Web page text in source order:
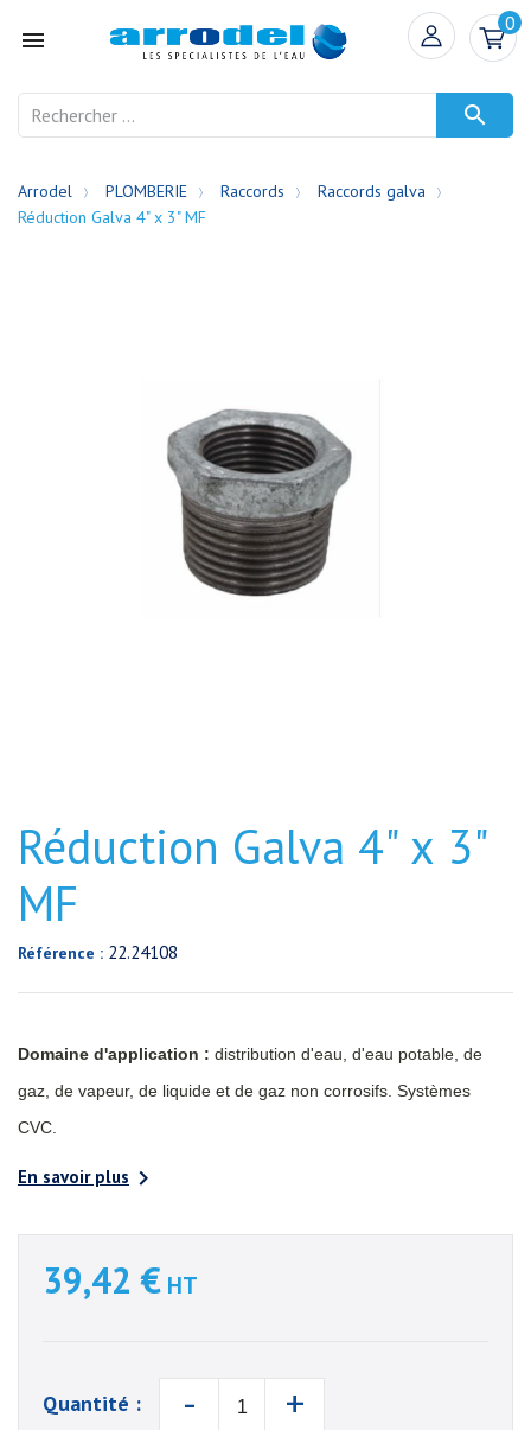

0

Arrodel PLOMBERIE Raccords
Raccords galva
Réduction Galva 4" x 3" MF
Réduction Galva 4" x 3"
MF
Référence : 22.24108
Domaine d'application : distribution d'eau, d'eau potable, de
gaz, de vapeur, de liquide et de gaz non corrosifs. Systèmes
CVC.
En savoir plus 
39,42 € HT
Quantité : - +